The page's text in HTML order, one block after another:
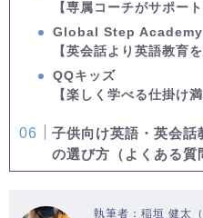
【専属コーチがサポート
Global Step Academy
【英会話より英語教育を
QQキッズ
【楽しく学べる仕掛け満
子供向け英語・英会話
の選び方（よくある質
執筆者：稲垣 健太